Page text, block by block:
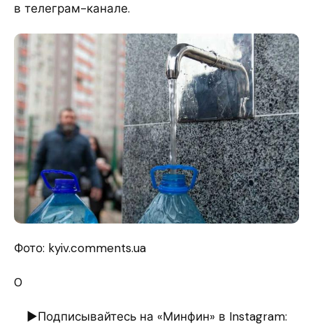
в телеграм-канале.
Фото: kyiv.comments.ua
0
►Подписывайтесь на «Минфин» в Instagram: